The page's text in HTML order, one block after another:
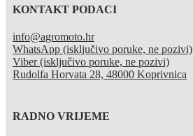
KONTAKT PODACI
info@agromoto.hr
WhatsApp (isključivo poruke, ne pozivi)
Viber (isključivo poruke, ne pozivi)
Rudolfa Horvata 28, 48000 Koprivnica
RADNO VRIJEME